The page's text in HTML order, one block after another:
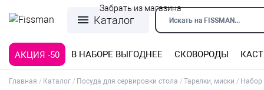
Каталог Искать на FISSMAN...
Забрать из магазина
АКЦИЯ -50 В НАБОРЕ ВЫГОДНЕЕ СКОВОРОДЫ
Главная Каталог Посуда для сервировки стола Тарелки, миски Набор